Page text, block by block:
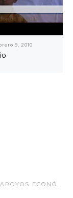
9, 2010
FUNDACIÓN LETTY COPPEL ENTREGA APOYOS ECONÓMICOS A NIÑOS CON CAPACIDADES DIFERENTES Y MUJERES CON CÁNCER.